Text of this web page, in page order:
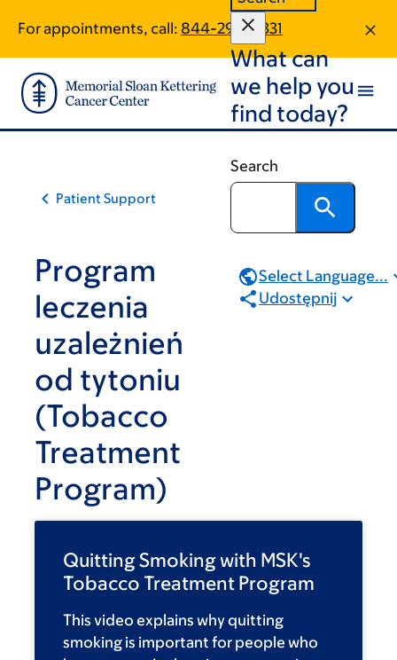
main
content
footer
For appointments, call: 844-295-0331
What can
we help you
find today?
Search
Patient Support
Program
leczenia
uzależnień
od tytoniu
(Tobacco
Treatment
Program)
Select Language...
Udostępnij
Quitting Smoking with MSK's
Tobacco Treatment Program
This video explains why quitting
smoking is important for people who